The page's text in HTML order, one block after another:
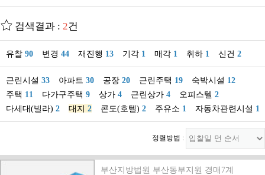
검색결과 : 2건
유찰 90 변경 44 재진행 13 기각 1 매각 1 취하 1 신건 2
근린시설 33 아파트 30 공장 20 근린주택 19 숙박시설 12
주택 11 다가구주택 9 상가 4 근린상가 4 오피스텔 2
다세대(빌라) 2 대지 2 콘도(호텔) 2 주유소 1 자동차관련시설 1
정렬방법 :
부산지방법원 부산동부지원 경매7계